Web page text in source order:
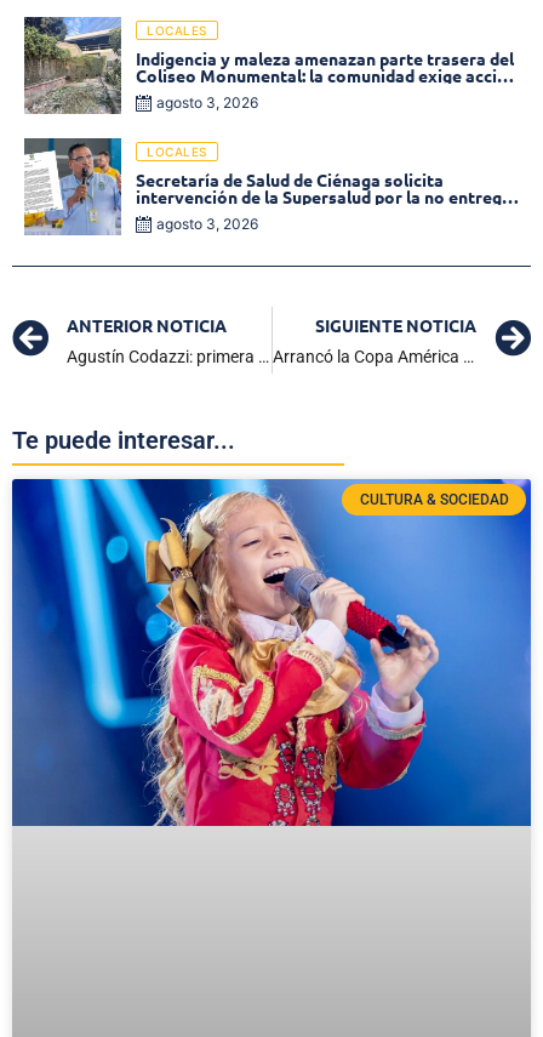
LOCALES
Indigencia y maleza amenazan parte trasera del
Coliseo Monumental: la comunidad exige acción
inmediata!
agosto 3, 2026
LOCALES
Secretaría de Salud de Ciénaga solicita
intervención de la Supersalud por la no entrega
de medicamentos en las EPS
agosto 3, 2026
ANTERIOR NOTICIA
Agustín Codazzi: primera parada promocional del Festival Guillermo Buitrago
SIGUIENTE NOTICIA
Arrancó la Copa América 2024: Argentina impuso la superioridad y venció a Canadá 2×0
Te puede interesar...
CULTURA & SOCIEDAD